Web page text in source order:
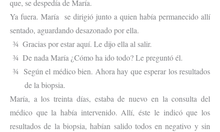
que, se despedía de María.
Ya fuera. María se dirigió junto a quien había permanecido allí
sentado, aguardando desazonado por ella.
¾ Gracias por estar aquí. Le dijo ella al salir.
¾ De nada María ¿Cómo ha ido todo? Le preguntó él.
¾
Según el médico bien. Ahora hay que esperar los resultados
de la biopsia.
María, a los treinta días, estaba de nuevo en la consulta del
médico que la había intervenido. Allí, éste le indicó que los
resultados de la biopsia, habían salido todos en negativo y sin